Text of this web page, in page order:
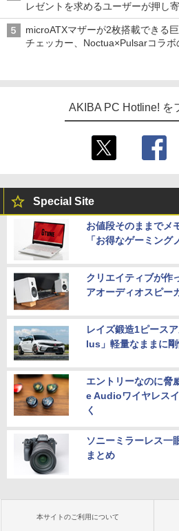
レゼントを求めるユーザーが押し
microATXマザーが2枚搭載できる
チェッカー、Noctua×Pulsarコラ
AKIBA PC Hotline! を
Special Site
お値段そのままでメ
「お得なゲーミング
クリエイティブが作
アオーディオスピー
レイズ鍛造1ピース
lus」軽量なままに
エントリーなのに
e Audioワイヤレス
く
ソニーミラーレス一
まとめ
本サイトのご利用について